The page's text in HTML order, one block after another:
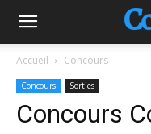
Accueil Concours
Concours Sorties
Concours